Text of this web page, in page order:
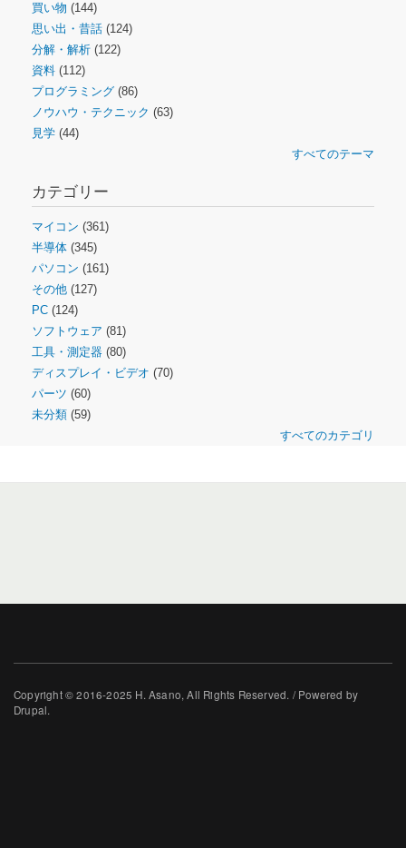
買い物 (144)
思い出・昔話 (124)
分解・解析 (122)
資料 (112)
プログラミング (86)
ノウハウ・テクニック (63)
見学 (44)
すべてのテーマ
カテゴリー
マイコン (361)
半導体 (345)
パソコン (161)
その他 (127)
PC (124)
ソフトウェア (81)
工具・測定器 (80)
ディスプレイ・ビデオ (70)
パーツ (60)
未分類 (59)
すべてのカテゴリ
Copyright © 2016-2025 H. Asano, All Rights Reserved. / Powered by
Drupal.